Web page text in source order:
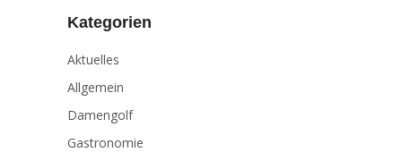
Kategorien
Aktuelles
Allgemein
Damengolf
Gastronomie